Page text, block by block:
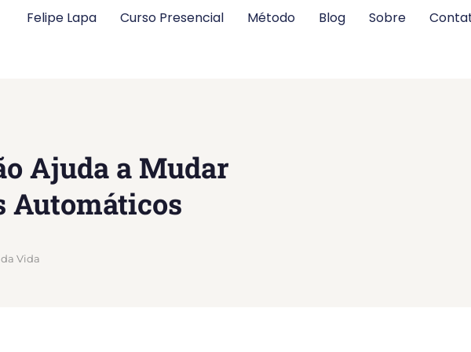
Felipe Lapa Curso Presencial Método Blog Sobre
Ajuda a Mudar
Automáticos
Vida